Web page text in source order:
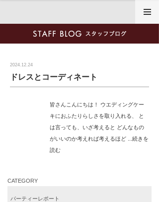
2024.12.24
ドレスとコーディネート
皆さんこんにちは！ ウエディングケー
キにおふたりらしさを取り入れる、 と
は言っても、いざ考えると どんなもの
がいいのか考えれば考えるほど ...続きを
読む
CATEGORY
パーティーレポート